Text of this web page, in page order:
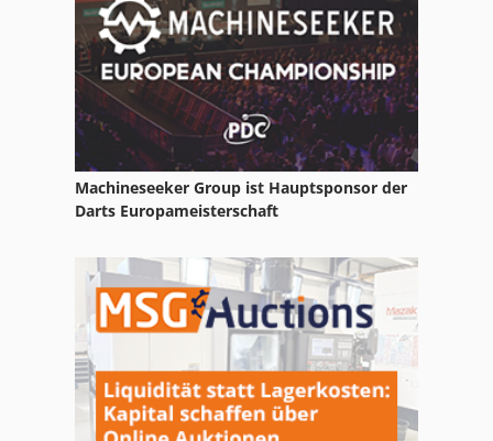
Bohrerschleifmaschine
Bohrkopf
Bohrschlitten
Bohrsupport
Bohrvorrichtung
Bütfering
Duebellochbohrmaschine
Knoevenagel
Machineseeker Group ist Hauptsponsor der
Darts Europameisterschaft